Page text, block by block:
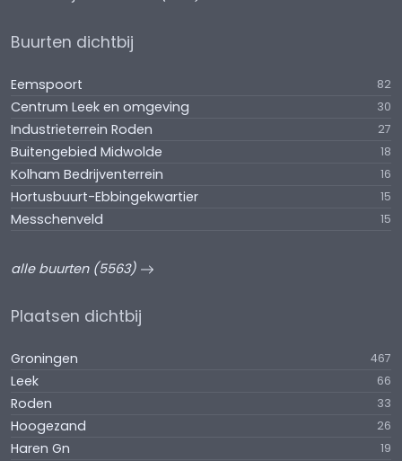
Buurten dichtbij
Eemspoort 82
Centrum Leek en omgeving 30
Industrieterrein Roden 27
Buitengebied Midwolde 18
Kolham Bedrijventerrein 16
Hortusbuurt-Ebbingekwartier 15
Messchenveld 15
alle buurten (5563)
Plaatsen dichtbij
Groningen 467
Leek 66
Roden 33
Hoogezand 26
Haren Gn 19